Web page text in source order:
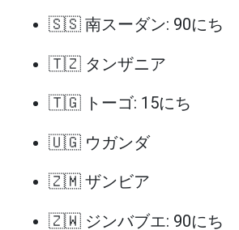
🇸🇸 南スーダン: 90にち
🇹🇿 タンザニア
🇹🇬 トーゴ: 15にち
🇺🇬 ウガンダ
🇿🇲 ザンビア
🇿🇼 ジンバブエ: 90にち